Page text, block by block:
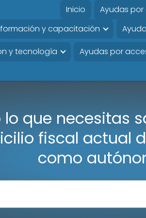
Inicio Ayudas
y capacitación
y tecnología Ayudas por
lo que necesitas
fiscal actual
como